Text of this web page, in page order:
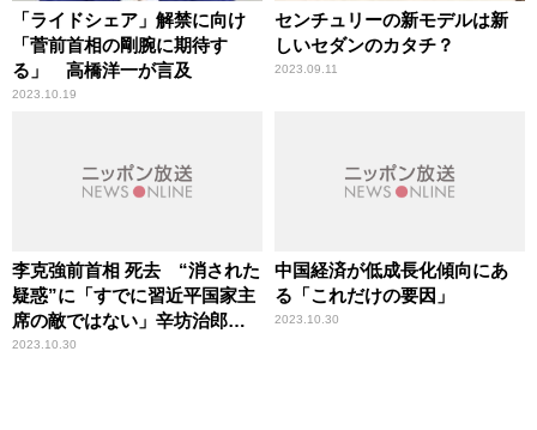
「ライドシェア」解禁に向け
「菅前首相の剛腕に期待す
る」 高橋洋一が言及
2023.10.19
センチュリーの新モデルは新
しいセダンのカタチ？
2023.09.11
李克強前首相 死去 “消された
疑惑”に「すでに習近平国家主
席の敵ではない」辛坊治郎が
否定的見解
2023.10.30
中国経済が低成長化傾向にあ
る「これだけの要因」
2023.10.30